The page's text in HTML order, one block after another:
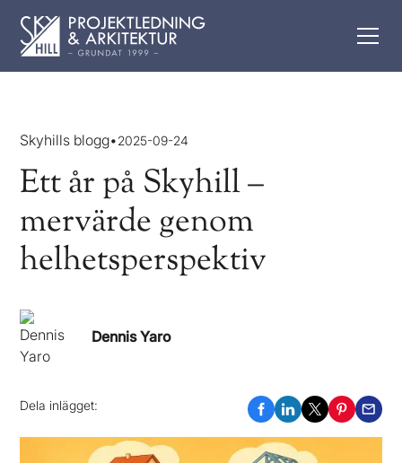
Skyhills blogg•2025-09-24
Ett år på Skyhill –
mervärde genom
helhetsperspektiv
Dennis Yaro
Dela inlägget: